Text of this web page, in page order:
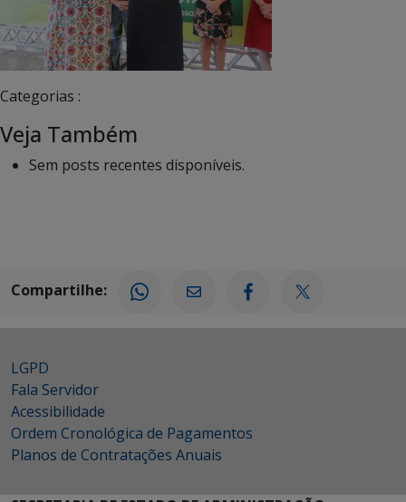
Categorias :
Veja Também
Sem posts recentes disponíveis.
Compartilhe:
LGPD
Fala Servidor
Acessibilidade
Ordem Cronológica de Pagamentos
Planos de Contratações Anuais